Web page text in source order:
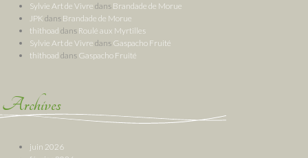
Sylvie Art de Vivre dans Brandade de Morue
JPK dans Brandade de Morue
thithoad dans Roulé aux Myrtilles
Sylvie Art de Vivre dans Gaspacho Fruité
thithoad dans Gaspacho Fruité
Archives
juin 2026